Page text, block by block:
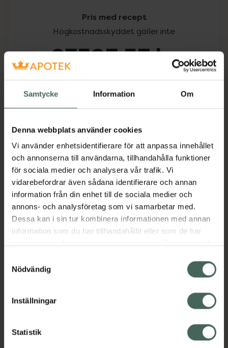
Samtycke Information Om
Denna webbplats använder cookies
Vi använder enhetsidentifierare för att anpassa innehållet
och annonserna till användarna, tillhandahålla funktioner
för sociala medier och analysera vår trafik. Vi
vidarebefordrar även sådana identifierare och annan
information från din enhet till de sociala medier och
annons- och analysföretag som vi samarbetar med.
Dessa kan i sin tur kombinera informationen med annan
information som du har tillhandahållit eller som de har
återkalla ditt samtycke via webbplatsens
cookieinställningar. Ett återkallat samtycke påverkar inte
lagligheten av behandling som skett innan återkallelsen.
Nödvändig
Inställningar
Statistik
Pris med recept
Högkostnadsskyddet gäller inte
23593,53 kr
I apotek:23593,53 kr
Aktuella erbjudanden
Beskrivning
04047725120558
Kronans Apotek finns här för dig. Du hittar oss från Skåne i
datorn. Oavsett vem du är så är det vårt uppdrag att